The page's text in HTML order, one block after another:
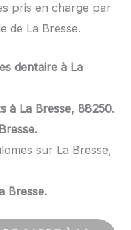
pris en charge par
de La Bresse.
dentaire à La
à La Bresse, 88250.
sur La Bresse,
Bresse.